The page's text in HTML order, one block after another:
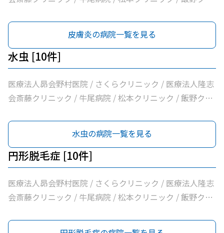
ちだ医院
皮膚炎の病院一覧を見る
水虫 [10件]
医療法人昴会野村医院 / さくらクリニック / 医療法人隆志
会斎藤クリニック / 牛尾病院 / 松本クリニック / 飯野クリ
ちだ医院
水虫の病院一覧を見る
円形脱毛症 [10件]
医療法人昴会野村医院 / さくらクリニック / 医療法人隆志
会斎藤クリニック / 牛尾病院 / 松本クリニック / 飯野クリ
ちだ医院